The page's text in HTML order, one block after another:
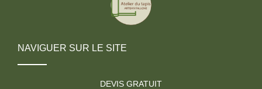
NAVIGUER SUR LE SITE
DEVIS GRATUIT